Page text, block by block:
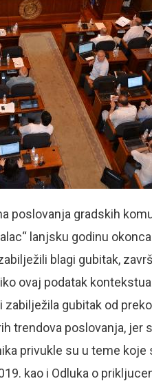
poslovanja gradskih
lanjsku godinu
blagi gubitak,
ovaj podatak
zabilježila gubitak od
trendova poslovanja, jer
privukle su u teme koje
kao i Odluka o